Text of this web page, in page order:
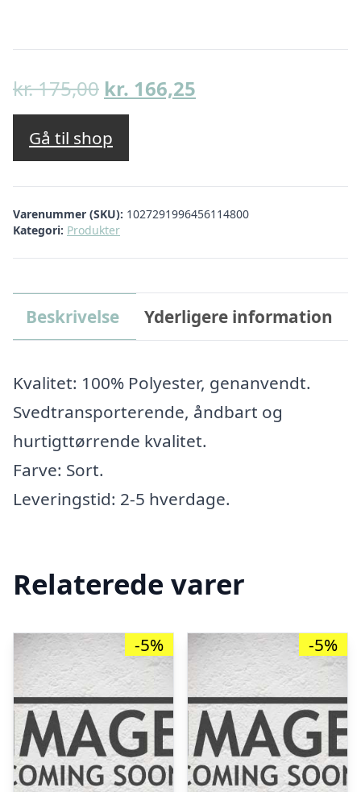
kr.175,00 Den
oprindelige
pris
var:
kr. 175,00.
kr. 166,25
kr. 166,25.
Gå til shop
Varenummer (SKU): 1027291996456114800
Kategori: Produkter
Beskrivelse Yderligere information
Kvalitet: 100% Polyester, genanvendt.
Svedtransporterende, åndbart og
hurtigttørrende kvalitet.
Farve: Sort.
Leveringstid: 2-5 hverdage.
Relaterede varer
-5% -5%